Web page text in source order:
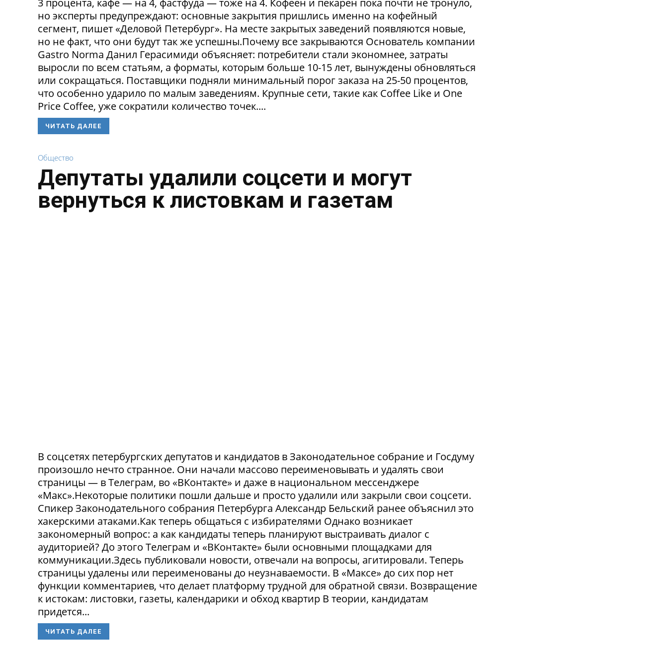
но эксперты предупреждают: основные закрытия пришлись именно на кофейный
сегмент, пишет «Деловой Петербург». На месте закрытых заведений появляются новые,
но не факт, что они будут так же успешны.Почему все закрываются Основатель компании
Gastro Norma Данил Герасимиди объясняет: потребители стали экономнее, затраты
выросли по всем статьям, а форматы, которым больше 10-15 лет, вынуждены обновляться
или сокращаться. Поставщики подняли минимальный порог заказа на 25-50 процентов,
что особенно ударило по малым заведениям. Крупные сети, такие как Coffee Like и One
Price Coffee, уже сократили количество точек....
ЧИТАТЬ ДАЛЕЕ
Общество
Депутаты удалили соцсети и могут
вернуться к листовкам и газетам
В соцсетях петербургских депутатов и кандидатов в Законодательное собрание и Госдуму
произошло нечто странное. Они начали массово переименовывать и удалять свои
страницы — в Телеграм, во «ВКонтакте» и даже в национальном мессенджере
«Макс».Некоторые политики пошли дальше и просто удалили или закрыли свои соцсети.
Спикер Законодательного собрания Петербурга Александр Бельский ранее объяснил это
хакерскими атаками.Как теперь общаться с избирателями Однако возникает
закономерный вопрос: а как кандидаты теперь планируют выстраивать диалог с
аудиторией? До этого Телеграм и «ВКонтакте» были основными площадками для
коммуникации.Здесь публиковали новости, отвечали на вопросы, агитировали. Теперь
страницы удалены или переименованы до неузнаваемости. В «Максе» до сих пор нет
функции комментариев, что делает платформу трудной для обратной связи. Возвращение
к истокам: листовки, газеты, календарики и обход квартир В теории, кандидатам
придется...
ЧИТАТЬ ДАЛЕЕ